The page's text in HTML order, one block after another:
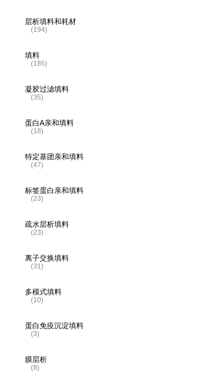
层析填料和耗材
(194)
填料
(185)
凝胶过滤填料
(35)
蛋白A亲和填料
(18)
特定基团亲和填料
(47)
标签蛋白亲和填料
(23)
疏水层析填料
(23)
离子交换填料
(31)
多模式填料
(10)
蛋白免疫沉淀填料
(3)
膜层析
(8)